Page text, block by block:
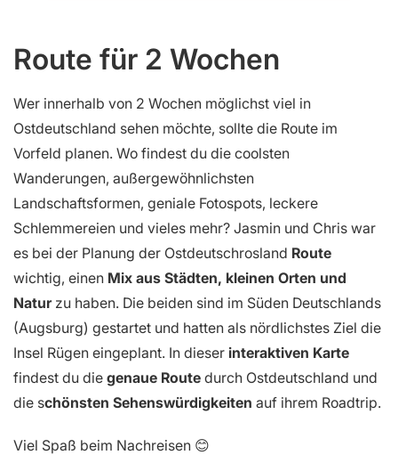
Route für 2 Wochen
Wer innerhalb von 2 Wochen möglichst viel in
Ostdeutschland sehen möchte, sollte die Route im
Vorfeld planen. Wo findest du die coolsten
Wanderungen, außergewöhnlichsten
Landschaftsformen, geniale Fotospots, leckere
Schlemmereien und vieles mehr? Jasmin und Chris war
es bei der Planung der Ostdeutschrosland Route
wichtig, einen Mix aus Städten, kleinen Orten und
Naturzu haben. Die beiden sind im Süden Deutschlands
(Augsburg) gestartet und hatten als nördlichstes Ziel die
Insel Rügen eingeplant. In dieser interaktiven Karte
findest du die genaue Route durch Ostdeutschland und
die schönsten Sehenswürdigkeiten auf ihrem Roadtrip.
Viel Spaß beim Nachreisen 😊